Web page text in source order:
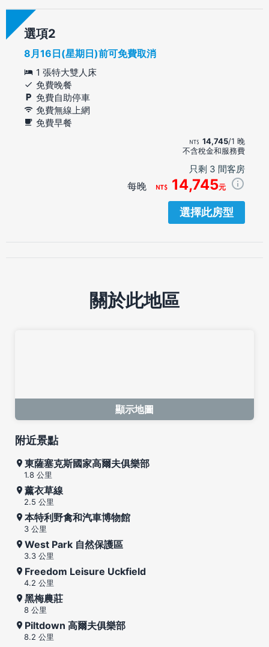
選項
8月16日(星期日)前可免費取消
1 張特大雙人床
免費晚餐
免費自助停車
免費無線上網
免費早餐
14,745/1 晚
不含稅金和服務費
只剩 3 間客房
每晚 14,745元
選擇此房型
關於此地區
顯示地圖
附近景點
東薩塞克斯國家高爾夫俱樂部
1.8 公里
薰衣草線
2.5 公里
本特利野禽和汽車博物館
3 公里
West Park 自然保護區
3.3 公里
Freedom Leisure Uckfield
4.2 公里
黑梅農莊
8 公里
Piltdown 高爾夫俱樂部
8.2 公里